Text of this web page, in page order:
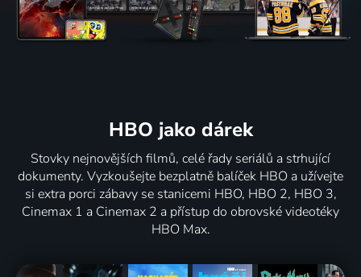
HBO jako dárek
Stovky nejnovějších filmů, celé řady seriálů a strhující
dokumenty. Vyzkoušejte bezplatně balíček HBO a užívejte
si extra porci zábavy se stanicemi HBO, HBO 2, HBO 3,
Cinemax 1 a Cinemax 2 a přístup do obrovské videotéky
HBO Max.